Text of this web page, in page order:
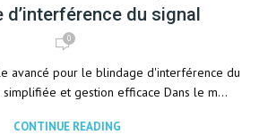
d’interférence du signal
0
avancé pour le blindage d'interférence du
et gestion efficace Dans le m...
CONTINUE READING